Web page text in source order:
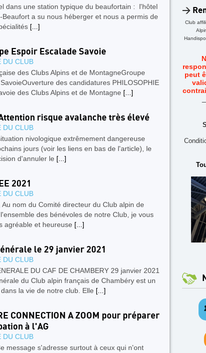
dans une station typique du beaufortain : l'hôtel
Beaufort a su nous héberger et nous a permis de
[...]
Espoir Escalade Savoie
DU CLUB
des Clubs Alpins et de MontagneGroupe
des candidatures PHILOSOPHIE
des Clubs Alpins et de Montagne [...]
risque avalanche très élevé
DU CLUB
nivologique extrêmement dangereuse
jours (voir les liens en bas de l'article), le
d'annuler le [...]
2021
DU CLUB
Au nom du Comité directeur du Club alpin de
des bénévoles de notre Club, je vous
agréable et heureuse [...]
le 29 janvier 2021
DU CLUB
DU CAF DE CHAMBERY 29 janvier 2021
du Club alpin français de Chambéry est un
la vie de notre club. Elle [...]
CONNECTION A ZOOM pour préparer
à l'AG
DU CLUB
message s'adresse surtout à ceux qui n'ont
>
Club
peut